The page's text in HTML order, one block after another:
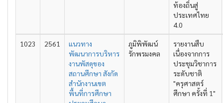
ท้องถิ่นสู่
ประเทศไทย
4.0
1023 2561
แนวทาง
พัฒนาการบริหาร
งานพัสดุของ
สถานศึกษา สังกัด
สำนักงานเขต
พื้นที่การศึกษา
ภูมิพิพัฒน์
รักพรมงคล
รายงานสืบ
เนื่องจากการ
ประชุมวิชาการ
ระดับชาติ
"ครุศาสตร์
ศึกษา ครั้งที่ 1"